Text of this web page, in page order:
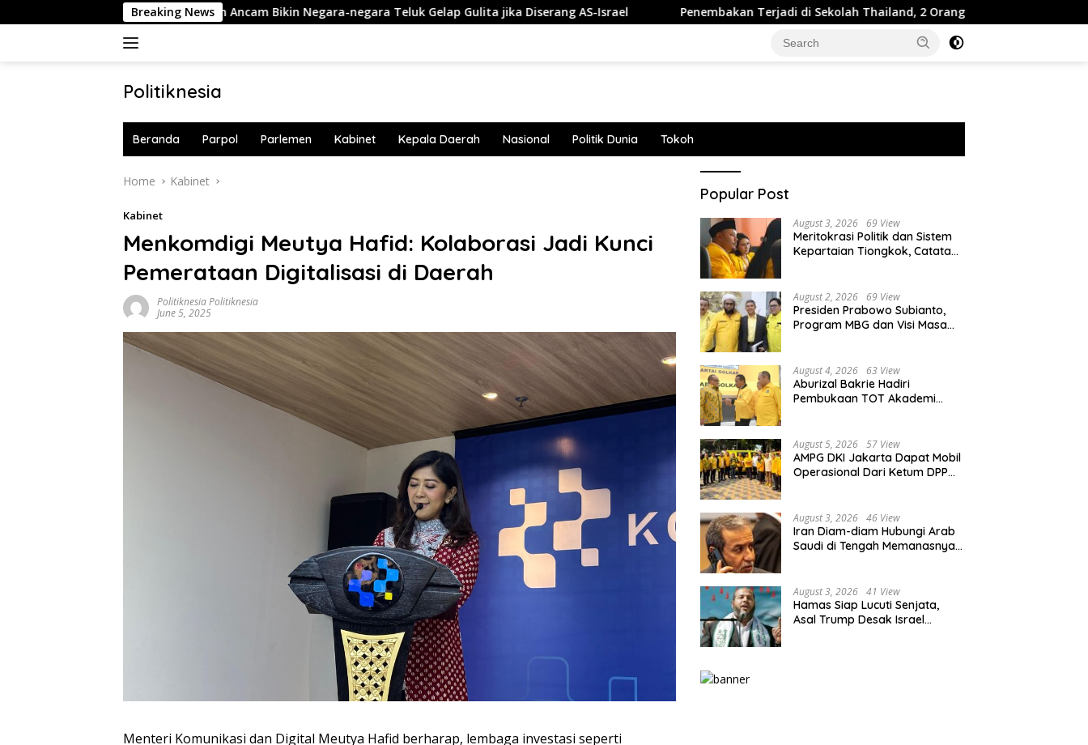
to
Breaking News
Iran Ancam Bikin Negara-negara Teluk Gelap Gulita jika Diserang AS-Israel Penembakan Terjadi di Sekolah Thailand, 2 Orang Tewas dan 15 Luka
Politiknesia
Beranda Parpol Parlemen Kabinet Kepala Daerah Nasional Politik Dunia Tokoh
Home Kabinet
Kabinet
Menkomdigi Meutya Hafid: Kolaborasi Jadi Kunci
Pemerataan Digitalisasi di Daerah
Politiknesia Politiknesia
June 5, 2025
Menteri Komunikasi dan Digital Meutya Hafid berharap, lembaga investasi seperti
Popular Post
August 3, 2026 69 View
Meritokrasi Politik dan Sistem
Kepartaian Tiongkok, Catatan
August 2, 2026 69 View
Presiden Prabowo Subianto,
Program MBG dan Visi Masa
August 4, 2026 63 View
Aburizal Bakrie Hadiri
Pembukaan TOT Akademi
Berkualitas
August 5, 2026 57 View
AMPG DKI Jakarta Dapat Mobil
Operasional Dari Ketum DPP
August 3, 2026 46 View
Iran Diam-diam Hubungi Arab
Saudi di Tengah Memanasnya
August 3, 2026 41 View
Hamas Siap Lucuti Senjata,
Asal Trump Desak Israel